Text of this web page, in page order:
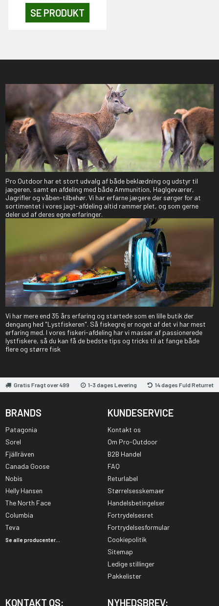
SE PRODUKT
Pro Outdoor har et stort udvalg af både beklædning og udstyr til
jægeren, samt en afdeling med både Ammunition, Haglgeværer,
Jagrifler og våben-tilbehør. Vi har erfarne jægere der sørger for at
sortimentet i vores jagt-afdeling altid rammer plet, og som gerne
deler ud af deres egne erfaringer.
Vi har mere end 35 års erfaring og startede som en lille butik der
dengang hed "Lystfiskeren". Så fiskegrej er noget af det vi har mest
erfaring med. I vores fiskeri-afdeling har vi masser af passionerede
lystfiskere, så du kan få de bedste tips og tricks til at fange både
flere og større fisk
Gratis Fragt over 499 1-3 dages Levering 14 dages Fuld Returret
BRANDS
Patagonia
Sorel
Fjällräven
Canada Goose
Nobis
Helly Hansen
The North Face
Columbia
Teva
Se alle producenter...
KUNDESERVICE
Kontakt os
Om Pro-Outdoor
B2B Handel
FAQ
Returlabel
Størrelsesskemaer
Handelsbetingelser
Fortrydelsesret
Fortrydelsesformular
Cookiepolitik
Sitemap
Ledige stillinger
Pakkelister
KONTAKT OS: NYHEDSBREV: